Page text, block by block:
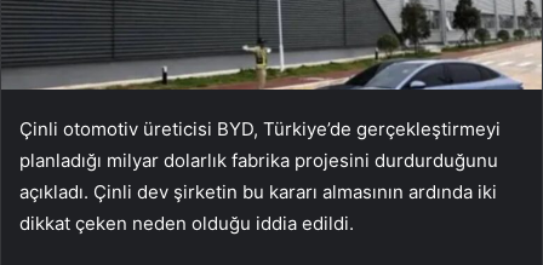
Çinli otomotiv üreticisi BYD, Türkiye’de gerçekleştirmeyi
planladığı milyar dolarlık fabrika projesini durdurduğunu
açıkladı. Çinli dev şirketin bu kararı almasının ardında iki
dikkat çeken neden olduğu iddia edildi.